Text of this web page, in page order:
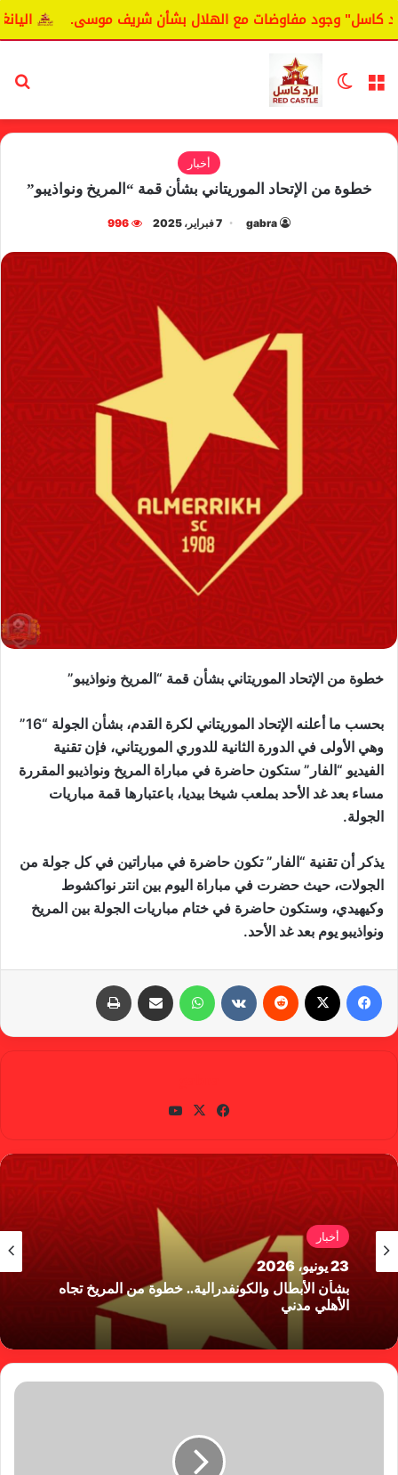
وجود مفاوضات مع الهلال بشأن شريف موسى. اليانغا
القائمة الوضع المظلم
أخبار
خطوة من الإتحاد الموريتاني بشأن قمة “المريخ ونواذيبو”
gabra 7 فبراير، 2025 996
خطوة من الإتحاد الموريتاني بشأن قمة “المريخ ونواذيبو”
بحسب ما أعلنه الإتحاد الموريتاني لكرة القدم، بشأن الجولة “16”
وهي الأولى في الدورة الثانية للدوري الموريتاني، فإن تقنية
الفيديو “الفار” ستكون حاضرة في مباراة المريخ ونواذيبو المقررة
مساء بعد غد الأحد بملعب شيخا بيديا، باعتبارها قمة مباريات
الجولة.
يذكر أن تقنية “الفار” تكون حاضرة في مباراتين في كل جولة من
الجولات، حيث حضرت في مباراة اليوم بين انتر نواكشوط
وكيهيدي، وستكون حاضرة في ختام مباريات الجولة بين المريخ
ونواذيبو يوم بعد غد الأحد.
واتساب
في
وك
X
أخبار
23 يونيو، 2026
بشأن الأبطال والكونفدرالية.. خطوة من المريخ تجاه
الأهلي مدني